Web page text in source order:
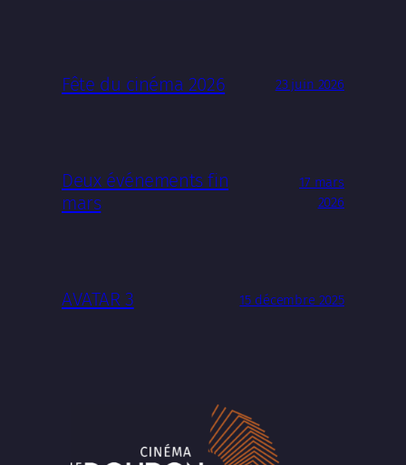
Fête du cinéma 2026 23 juin 2026
Deux événements fin
mars
17 mars
2026
AVATAR 3 15 décembre 2025